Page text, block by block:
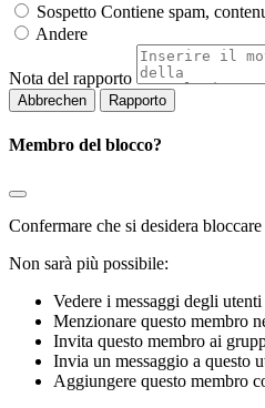
Sospetto Contiene spam,
Andere
Nota del rapporto
Rapporto
Membro del blocco?
Confermare che si desidera
Non sarà più possibile:
Vedere i messaggi degli
Menzionare questo membro
Invita questo membro ai
Invia un messaggio a questo
Aggiungere questo membro